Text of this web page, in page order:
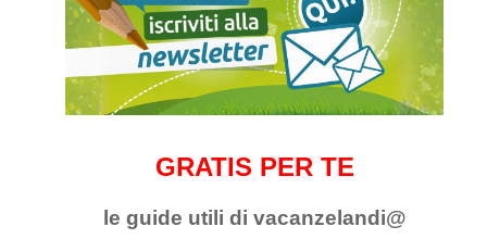
GRATIS PER TE
le guide utili di vacanzelandi@